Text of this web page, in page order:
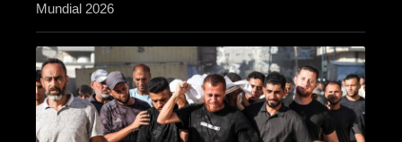
Mundial 2026